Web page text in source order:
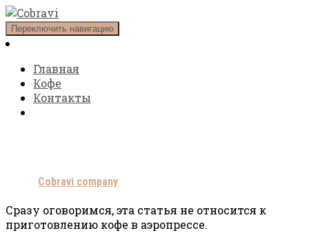
Переключить навигацию
Главная
Кофе
Контакты
Cobravi company
Сразу оговоримся, эта статья не относится к
приготовлению кофе в аэропрессе.